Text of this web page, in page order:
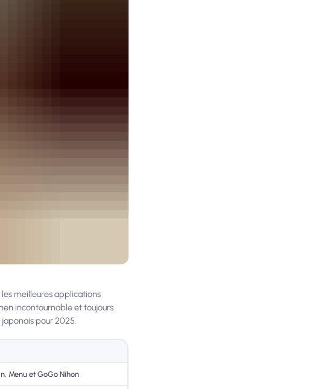
meilleures applications
incontournable et toujours
pour 2025.
Menu et GoGo Nihon